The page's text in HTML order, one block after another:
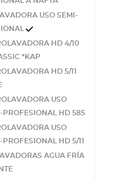
USO SEMI-
HD 4/10
*KAP
HD 5/11
USO
PROFESIONAL HD 585
USO
PROFESIONAL HD 5/11
AGUA FRÍA